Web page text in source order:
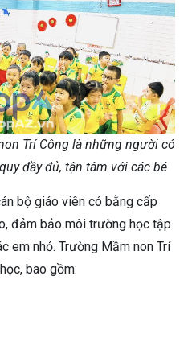
Trí Công là những người có
đầy đủ, tận tâm với các bé
bộ giáo viên có bằng cấp
đảm bảo môi trường học tập
em nhỏ. Trường Mầm non Trí
bao gồm: